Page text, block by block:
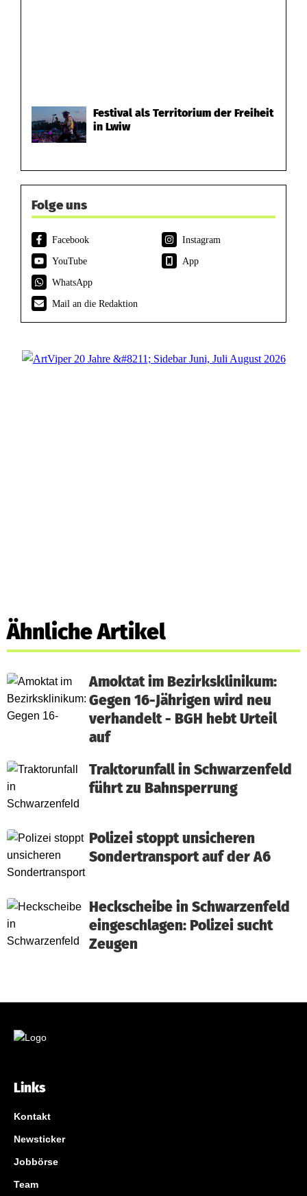
Festival als Territorium der Freiheit
in Lwiw
Folge uns
Facebook
Instagram
YouTube
App
WhatsApp
Mail an die Redaktion
Ähnliche Artikel
Amoktat im Bezirksklinikum:
Gegen 16-Jährigen wird neu
verhandelt - BGH hebt Urteil
auf
Traktorunfall in Schwarzenfeld
führt zu Bahnsperrung
Polizei stoppt unsicheren
Sondertransport auf der A6
Heckscheibe in Schwarzenfeld
eingeschlagen: Polizei sucht
Zeugen
Links
Kontakt
Newsticker
Jobbörse
Team